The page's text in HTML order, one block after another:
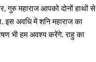
गुरु महाराज आपको दोनों हाथों से
इस अवधि में शनि महाराज का
भी हम अवश्य करेंगे. राहु का